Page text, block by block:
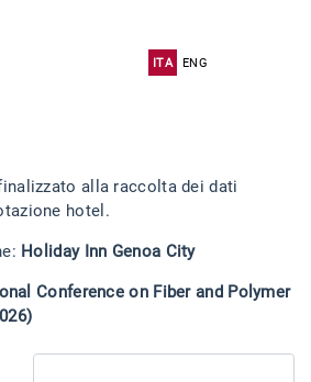
ITA ENG
alla raccolta dei dati
hotel.
Holiday Inn Genoa City
Conference on Fiber and Polymer